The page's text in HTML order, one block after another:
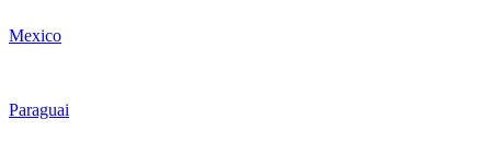
Mexico
Paraguai